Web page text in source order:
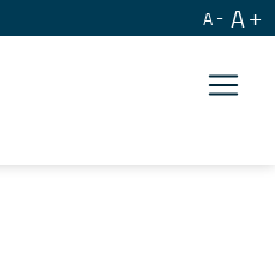
A A